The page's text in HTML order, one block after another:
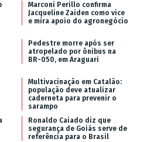
Marconi Perillo confirma
Jacqueline Zaiden como vice
e mira apoio do agronegócio
Pedestre morre após ser
atropelado por ônibus na
BR-050, em Araguari
Multivacinação em Catalão:
população deve atualizar
caderneta para prevenir o
sarampo
Ronaldo Caiado diz que
segurança de Goiás serve de
referência para o Brasil